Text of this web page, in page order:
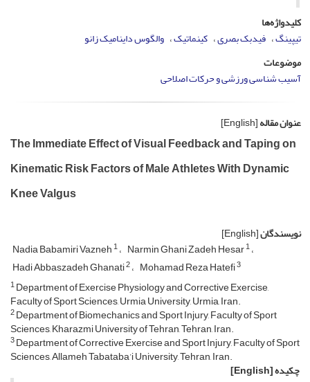
کلیدواژه‌ها
تیپینگ فیدبک بصری کینماتیک والگوس داینامیک زانو
موضوعات
آسیب شناسی ورزشی و حرکات اصلاحی
عنوان مقاله[English]
The Immediate Effect of Visual Feedback and Taping on
Kinematic Risk Factors of Male Athletes With Dynamic
Knee Valgus
نویسندگان[English]
Nadia Babamiri Vazneh1 Narmin Ghani Zadeh Hesar1
Hadi Abbaszadeh Ghanati2 Mohamad Reza Hatefi3
1Department of Exercise Physiology and Corrective Exercise,
Faculty of Sport Sciences, Urmia University, Urmia, Iran.
2Department of Biomechanics and Sport Injury, Faculty of Sport
Sciences, Kharazmi University of Tehran, Tehran, Iran.
3Department of Corrective Exercise and Sport Injury, Faculty of Sport
Sciences, Allameh Tabataba’i University, Tehran, Iran.
چکیده[English]